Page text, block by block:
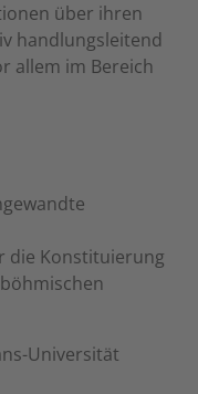
über ihren
handlungsleitend
allem im Bereich
die Konstituierung
Universität